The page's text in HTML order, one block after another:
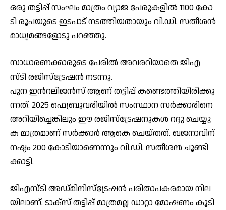
ഒ​രു ത​ട്ടി​പ്പ് സം​ഘം മാ​ത്രം വ്യാ​ജ പേ​രു​ക​ളി​ൽ 1100 കോ​
ടി രൂ​പ​യു​ടെ ഇ​ട​പാ​ട് ന​ട​ത്തി​യ​താ​യും വി.​ഡി. സ​തീ​ശ​ൻ
മാ​ധ്യ​മ​ങ്ങ​ളോ​ടു പ​റ​ഞ്ഞു.
സാ​ധാ​ര​ണ​ക്കാ​രു​ടെ പേ​രി​ൽ അ​വ​ര​റി​യാ​തെ ജി​എ​
സ്ടി ര​ജി​സ്ട്രേ​ഷ​ൻ ന​ട​ന്നു.
പൂ​ന ഇ​ൻറ​ലി​ജ​ൻ​സ് ആ​ണ് ത​ട്ടി​പ്പ് ക​ണ്ടെ​ത്തി​യി​രി​ക്കു​
ന്ന​ത്. 2025 ഫെ​ബ്രു​വ​രി​യി​ൽ സം​സ്ഥാ​ന സ​ർ​ക്കാ​രി​നെ
അ​റി​യി​ച്ചെ​ങ്കി​ലും ഈ ​ര​ജി​സ്‌​ട്രേ​ഷ​നു​ക​ൾ റ​ദ്ദു ചെ​യ്യു​
ക മാ​ത്ര​മാ​ണ് സ​ർ​ക്കാ​ർ ആ​കെ ചെ​യ്ത​ത്. ഖ​ജ​നാ​വി​ന്
ന​ഷ്ടം 200 കോ​ടി​യാ​ണെ​ന്നും വി.​ഡി. സ​തീ​ശ​ൻ ചൂ​ണ്ടി​
ക്കാ​ട്ടി.
ജി​എ​സ്ടി അ​ഡ്മി​നി​സ്ട്രേ​ഷ​ൻ പ​രി​താ​പ​ക​ര​മാ​യ നി​ല​
യി​ലാ​ണ്. ടാ​ക്സ് ത​ട്ടി​പ്പ് മാ​ത്ര​മ​ല്ല ഡാ​റ്റാ മോ​ഷ​ണം കൂ​ടി​